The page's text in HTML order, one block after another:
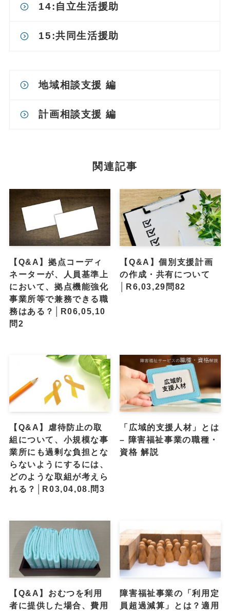
14:自立生活援助
15:共同生活援助
地域相談支援 編
計画相談支援 編
関連記事
【Q&A】拠点コーディ
ネーターが、人員基準上
において、拠点機能強化
事業所等で兼務できる職
務はある？│R06,05,10
問2
【Q&A】個別支援計画
の作成・共有について
│R6,03,29問82
【Q&A】虐待防止の取
組について、小規模な事
業所にも過剰な負担とな
らないようにするには、
どのような取組が考えら
れる？│R03,04,08.問3
「広域的支援人材」とは
– 障害福祉事業の職種・
資格 解説
【Q&A】おむつを利用
者に提供した場合、費用
障害福祉事業の「利用定
員超過減算」とは？適用